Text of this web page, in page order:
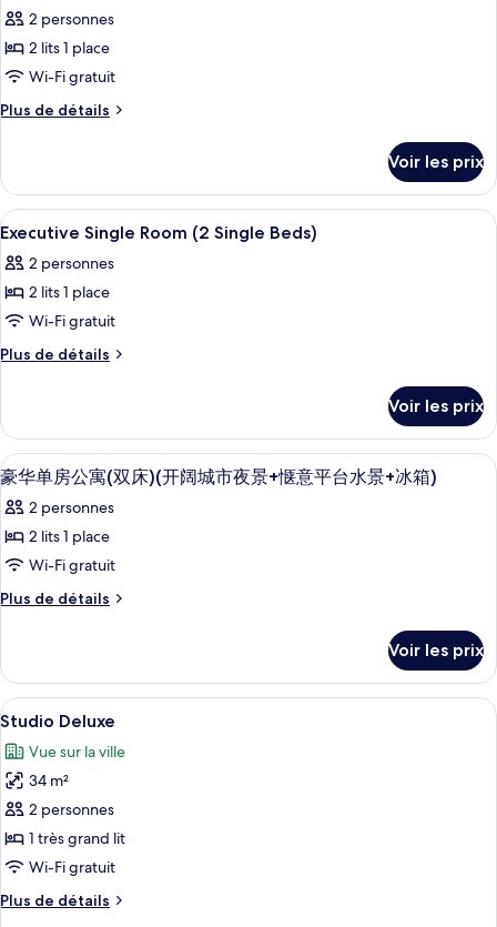
photos
pour
ce
type
Deluxe
Single
Room
With
Twin
Beds
(Expansive
City
&
Fridge)
2 personnes
2 lits 1 place
Wi-Fi gratuit
Plus de détails
Plus
le
type
de
Deluxe
Single
With
Twin
Beds
Night
&
Fridge)
Voir les prix
Afficher
toutes
les
photos
pour
ce
chambre :
Executive
Single
Room
(2
Single
Beds)
1 chambre, couette en duvet d'oie,
5
Executive Single Room (2 Single Beds)
2 personnes
2 lits 1 place
Wi-Fi gratuit
Plus de détails
Plus
le
type
de
Executive
Single
(2
Single
Beds)
Voir les prix
Afficher
toutes
les
photos
pour
ce
chambre :
豪
华
单
房
公
寓
(双
床)
1 chambre, couette en duvet d'oie,
4
豪华单房公寓(双床)(开阔城市夜景+惬意平台水景+冰箱)
2 personnes
2 lits 1 place
Wi-Fi gratuit
Plus de détails
Plus
le
type
de
豪
华
房
公
寓
(双
床)
Voir les prix
Afficher
toutes
les
photos
pour
ce
type
chambre :
Une chambre d’hôtel moderne
4
Studio Deluxe
Vue sur la ville
34 m²
2 personnes
1 très grand lit
Wi-Fi gratuit
Plus de détails
Plus